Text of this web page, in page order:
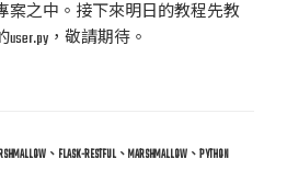
專案之中。接下來明日的教程先教
，敬請期待。
、 FLASK-RESTFUL、MARSHMALLOW、PYTHON